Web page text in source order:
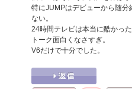
特にJUMPはデビューから随分
ない。
24時間テレビは本当に酷かった
トーク面白くなさすぎ。
V6だけで十分でした。